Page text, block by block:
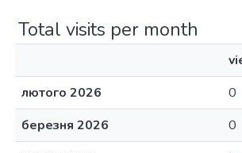
Total visits per month
лютого 2026
0
березня 2026
0